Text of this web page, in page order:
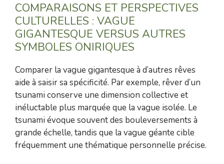
COMPARAISONS ET PERSPECTIVES
CULTURELLES : VAGUE
GIGANTESQUE VERSUS AUTRES
SYMBOLES ONIRIQUES
Comparer la vague gigantesque à d’autres rêves
aide à saisir sa spécificité. Par exemple, rêver d’un
tsunami conserve une dimension collective et
inéluctable plus marquée que la vague isolée. Le
tsunami évoque souvent des bouleversements à
grande échelle, tandis que la vague géante cible
fréquemment une thématique personnelle précise.